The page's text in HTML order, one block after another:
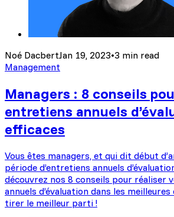
Noé DacbertJan 19, 2023•3 min read
Management
Managers : 8 conseils
entretiens annuels
efficaces
Vous êtes managers, et qui dit début
période d’entretiens annuels
découvrez nos 8 conseils pour réaliser
annuels d’évaluation dans les
tirer le meilleur parti !